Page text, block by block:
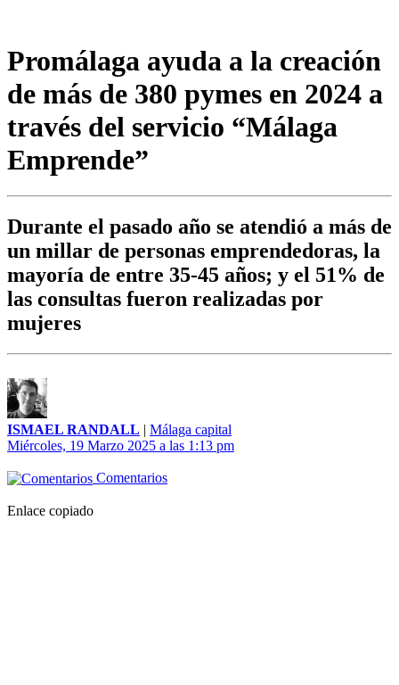
Promálaga ayuda a la creación
de más de 380 pymes en 2024 a
través del servicio “Málaga
Emprende”
Durante el pasado año se atendió a más de
un millar de personas emprendedoras, la
mayoría de entre 35-45 años; y el 51% de
las consultas fueron realizadas por
mujeres
ISMAEL RANDALL | Málaga capital
Miércoles, 19 Marzo 2025 a las 1:13 pm
Comentarios
Enlace copiado